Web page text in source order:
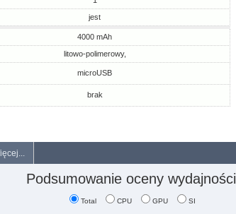
jest
4000 mAh
litowo-polimerowy,
microUSB
brak
Podsumowanie oceny wydajności
Total CPU GPU SI